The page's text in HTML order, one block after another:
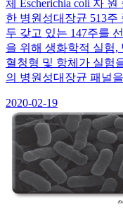
체 Escherichia coli 자
한 병원성대장균 513
두 갖고 있는 147주를
을 위해 생화학적 실험,
혈청형 및 항체가 실험
의 병원성대장균 패널
2020-02-19